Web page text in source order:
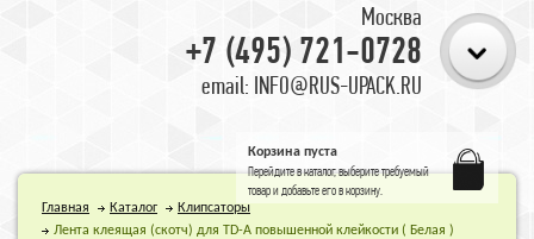
Москва
+7 (495) 721-0728
email: INFO@RUS-UPACK.RU
Корзина пуста
Перейдите вкаталог, выберите требуемый
товар и добавьте его в корзину.
Главная Каталог
Клипсаторы
Лента клеящая (скотч) для TD-А повышенной клейкости ( Белая )